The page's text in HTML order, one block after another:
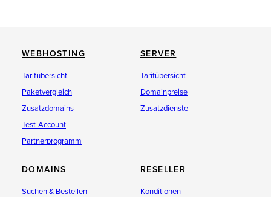
WEBHOSTING
Tarifübersicht
Paketvergleich
Zusatzdomains
Test-Account
Partnerprogramm
SERVER
Tarifübersicht
Domainpreise
Zusatzdienste
DOMAINS
Suchen & Bestellen
RESELLER
Konditionen